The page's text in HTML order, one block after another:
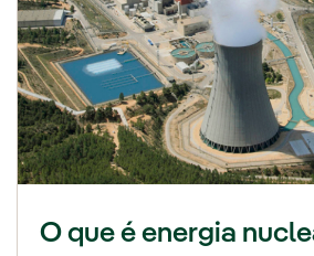
O que é energia